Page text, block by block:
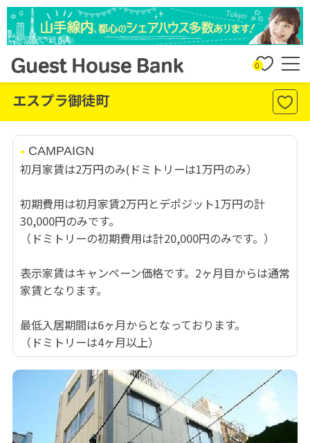
0
エスプラ御徒町
CAMPAIGN
初月家賃は2万円のみ(ドミトリーは1万円のみ）
初期費用は初月家賃2万円とデポジット1万円の計
30,000円のみです。
（ドミトリーの初期費用は計20,000円のみです。）
表示家賃はキャンペーン価格です。2ヶ月目からは通常
家賃となります。
最低入居期間は6ヶ月からとなっております。
（ドミトリーは4ヶ月以上）